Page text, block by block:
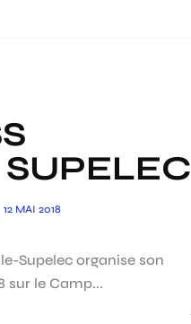
12 MAI 2018
Supelec organise son
sur le Camp...